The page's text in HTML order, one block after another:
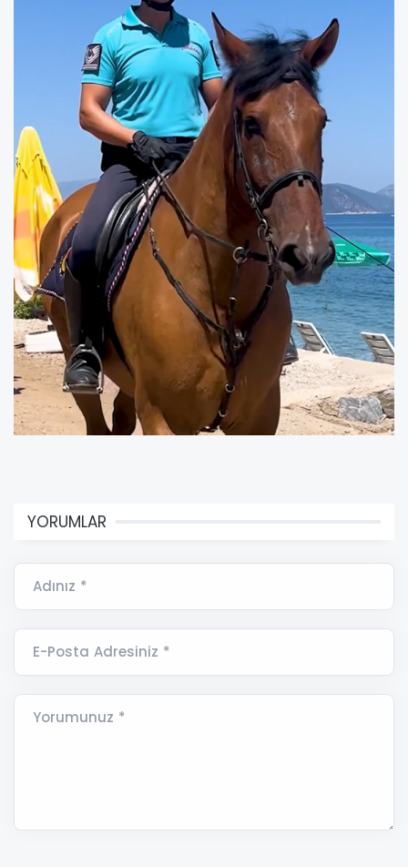
YORUMLAR
Adınız *
E-Posta Adresiniz *
Yorumunuz *